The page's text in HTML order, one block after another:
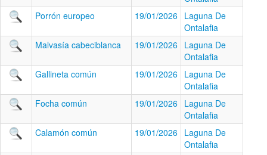
Porrón europeo
19/01/2026 Laguna De
Ontalafia
Malvasía cabeciblanca
19/01/2026 Laguna De
Ontalafia
Gallineta común
19/01/2026 Laguna De
Ontalafia
Focha común
19/01/2026 Laguna De
Ontalafia
Calamón común
19/01/2026 Laguna De
Ontalafia